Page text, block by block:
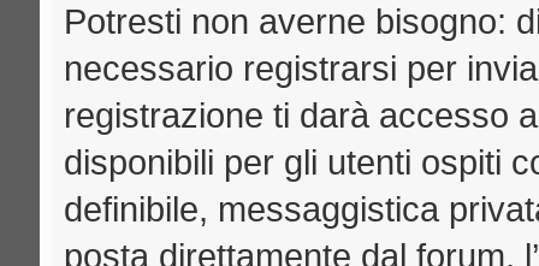
Potresti non averne bisogno:
necessario registrarsi per
registrazione ti darà accesso
disponibili per gli utenti ospiti
definibile, messaggistica
posta direttamente dal forum,